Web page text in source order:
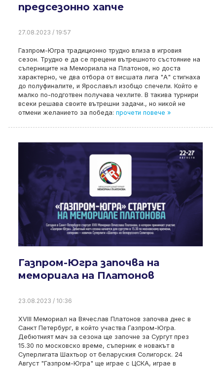
предсезонно хапче
27.08.2023 / 19:57
Газпром-Югра традиционно трудно влиза в игровия
сезон. Трудно е да се прецени вътрешното състояние на
съперниците на Мемориала на Платонов, но доста
характерно, че два отбора от висшата лига "А" стигнаха
до полуфиналите, и Ярославъл изобщо спечели. Който е
малко по-подготвен получава чехлите. В такива турнири
всеки решава своите вътрешни задачи., но никой не
отмени желанието за победа: прочети повече »
Газпром-Югра започва на
мемориала на Платонов
23.08.2023 / 10:36
XVIII Мемориал на Вячеслав Платонов започва днес в
Санкт Петербург, в който участва Газпром-Югра.
Дебютният мач за сезона ще започне за Сургут през
15.30 по московско време, съперник е новакът в
Суперлигата Шахтьор от беларуския Солигорск. 24
Август "Газпром-Югра" ще играе с ЦСКА, играе в